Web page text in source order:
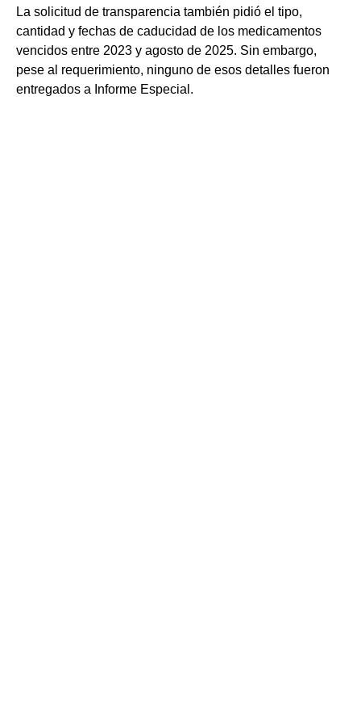
La solicitud de transparencia también pidió el tipo,
cantidad y fechas de caducidad de los medicamentos
vencidos entre 2023 y agosto de 2025. Sin embargo,
pese al requerimiento, ninguno de esos detalles fueron
entregados a Informe Especial.